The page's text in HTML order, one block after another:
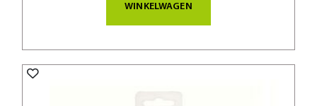
WINKELWAGEN